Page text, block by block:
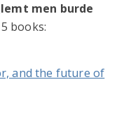
men burde
books:
and the future of